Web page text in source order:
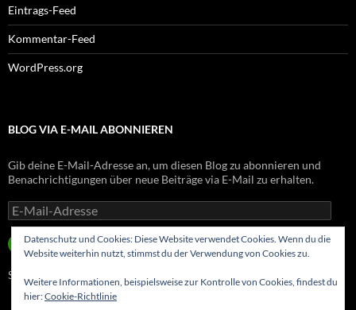
Eintrags-Feed
Kommentar-Feed
WordPress.org
BLOG VIA E-MAIL ABONNIEREN
Gib deine E-Mail-Adresse an, um diesen Blog zu abonnieren und
Benachrichtigungen über neue Beiträge via E-Mail zu erhalten.
E-
Mail-
Adresse
ABONNIEREN
Schließe dich 8 anderen Abonnenten an
Datenschutz und Cookies: Diese Website verwendet Cookies. Wenn du die
Website weiterhin nutzt, stimmst du der Verwendung von Cookies zu.
Weitere Informationen, beispielsweise zur Kontrolle von Cookies, findest du
hier:Cookie-Richtlinie